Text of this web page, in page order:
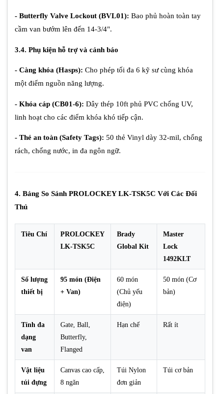
- Butterfly Valve Lockout (BVL01): Bao phủ hoàn toàn tay
cầm van bướm lên đến 14-3/4".
3.4. Phụ kiện hỗ trợ và cảnh báo
- Càng khóa (Hasps): Cho phép tối đa 6 kỹ sư cùng khóa
một điểm nguồn năng lượng.
- Khóa cáp (CB01-6): Dây thép 10ft phủ PVC chống UV,
linh hoạt cho các điểm khóa khó tiếp cận.
- Thẻ an toàn (Safety Tags): 50 thẻ Vinyl dày 32-mil, chống
rách, chống nước, in đa ngôn ngữ.
4. Bảng So Sánh PROLOCKEY LK-TSK5C Với Các Đối
Thủ
Tiêu Chí
PROLOCKEY
LK-TSK5C
Brady
Global Kit
Master
Lock
1492KLT
Số lượng
thiết bị
95 món (Điện
+ Van)
60 món
(Chủ yếu
điện)
50 món (Cơ
bản)
Tính đa
dạng
van
Gate, Ball,
Butterfly,
Flanged
Hạn chế Rất ít
Vật liệu
túi đựng
Canvas cao cấp,
8 ngăn
Túi Nylon
đơn giản
Túi cơ bản